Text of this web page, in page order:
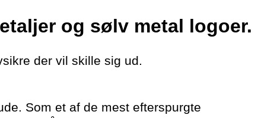
og sølv metal logoer.
der vil skille sig ud.
Som et af de mest efterspurgte